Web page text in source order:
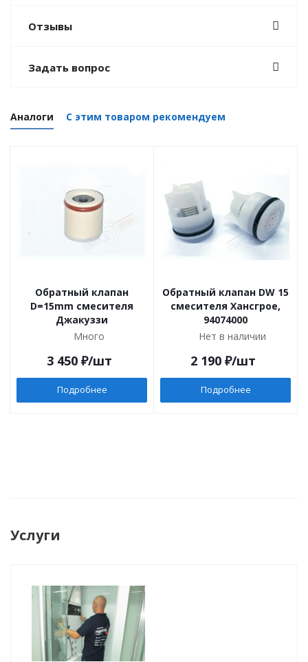
Отзывы
Задать вопрос
Аналоги С этим товаром рекомендуем
Обратный клапан
D=15mm смесителя
Джакуззи
Много
3 450 ₽/шт
Подробнее
Обратный клапан DW 15
смесителя Хансгрое,
94074000
Нет в наличии
2 190 ₽/шт
Подробнее
Услуги